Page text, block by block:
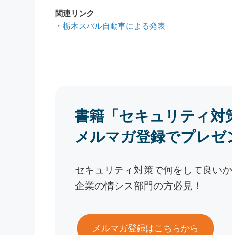
関連リンク
・ 栃木スバル自動車による発表
書籍「セキュリティ対
メルマガ登録でプレゼ
セキュリティ対策で何をして良い
企業の情シス部門の方必見！
メルマガ登録はこちらから